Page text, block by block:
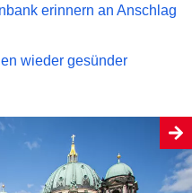
erinnern an Anschlag
wieder gesünder